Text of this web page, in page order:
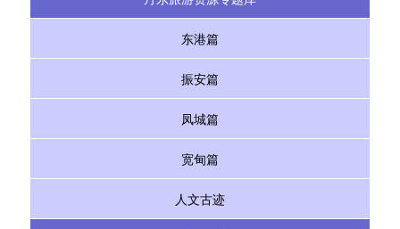
东港篇
振安篇
凤城篇
宽甸篇
人文古迹